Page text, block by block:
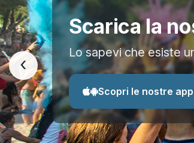
Scarica la
Lo sapevi che esiste
Scopri le nostre
‹